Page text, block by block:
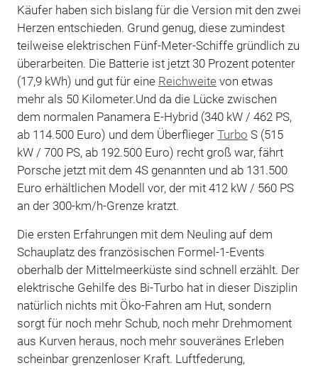
Käufer haben sich bislang für die Version mit den zwei
Herzen entschieden. Grund genug, diese zumindest
teilweise elektrischen Fünf-Meter-Schiffe gründlich zu
überarbeiten. Die Batterie ist jetzt 30 Prozent potenter
(17,9 kWh) und gut für eine Reichweite von etwas
mehr als 50 Kilometer.Und da die Lücke zwischen
dem normalen Panamera E-Hybrid (340 kW / 462 PS,
ab 114.500 Euro) und dem Überflieger Turbo S (515
kW / 700 PS, ab 192.500 Euro) recht groß war, fährt
Porsche jetzt mit dem 4S genannten und ab 131.500
Euro erhältlichen Modell vor, der mit 412 kW / 560 PS
an der 300-km/h-Grenze kratzt.
Die ersten Erfahrungen mit dem Neuling auf dem
Schauplatz des französischen Formel-1-Events
oberhalb der Mittelmeerküste sind schnell erzählt. Der
elektrische Gehilfe des Bi-Turbo hat in dieser Disziplin
natürlich nichts mit Öko-Fahren am Hut, sondern
sorgt für noch mehr Schub, noch mehr Drehmoment
aus Kurven heraus, noch mehr souveränes Erleben
scheinbar grenzenloser Kraft. Luftfederung,